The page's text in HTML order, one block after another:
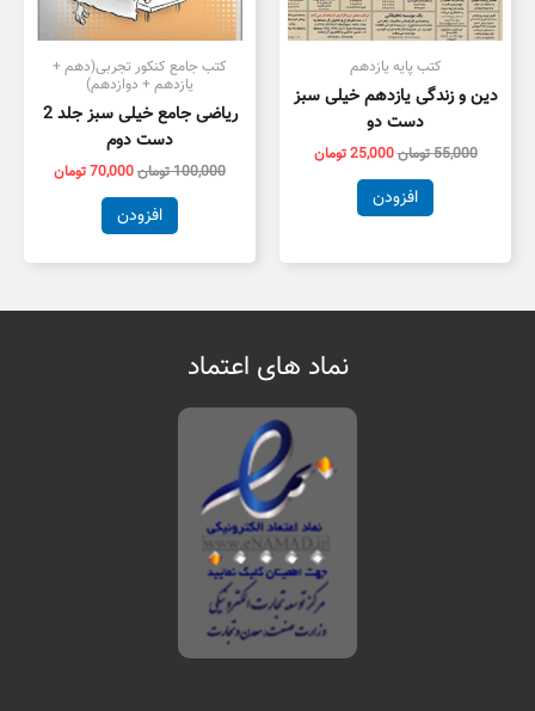
کتب پایه یازدهم
دین و زندگی یازدهم خیلی سبز
دست دو
55,000تومان25,000تومان
افزودن
کتب جامع کنکور تجربی(دهم +
یازدهم + دوازدهم)
ریاضی جامع خیلی سبز جلد 2
دست دوم
100,000تومان70,000تومان
افزودن
نماد های اعتماد